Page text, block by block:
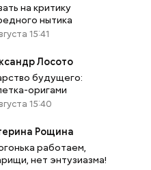
на критику
нытика
15:41
Лосото
будущего:
оригами
15:40
Рощина
работаем,
нет энтузиазма!